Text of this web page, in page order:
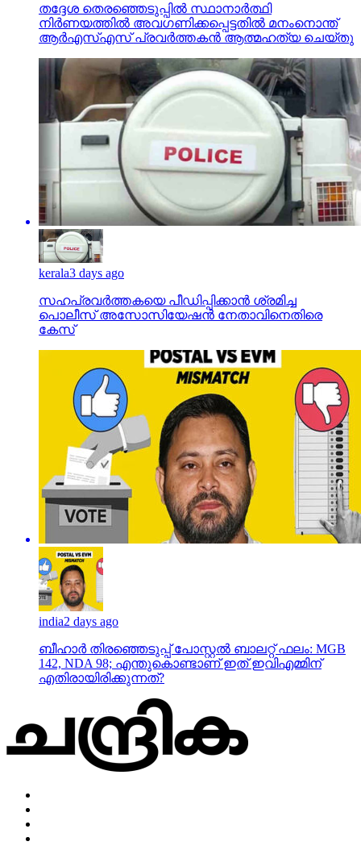
തദ്ദേശ തെരഞ്ഞെടുപ്പില്‍ സ്ഥാനാര്‍ത്ഥി
നിര്‍ണയത്തില്‍ അവഗണിക്കപ്പെട്ടതില്‍ മനംനൊന്ത്
ആര്‍എസ്എസ് പ്രവര്‍ത്തകന്‍ ആത്മഹത്യ ചെയ്തു
kerala3 days ago
സഹപ്രവര്‍ത്തകയെ പീഡിപ്പിക്കാന്‍ ശ്രമിച്ച
പൊലീസ് അസോസിയേഷന്‍ നേതാവിനെതിരെ
കേസ്
india2 days ago
ബീഹാർ തിരഞ്ഞെടുപ്പ് പോസ്റ്റൽ ബാലറ്റ് ഫലം: MGB
142, NDA 98; എന്തുകൊണ്ടാണ് ഇത് ഇവിഎമ്മിന്
എതിരായിരിക്കുന്നത്?